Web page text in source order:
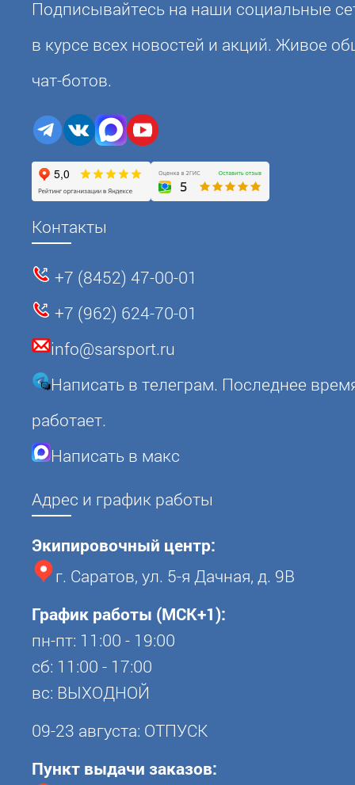
Подписывайтесь на наши социальные
в курсе всех новостей и акций. Живое
чат-ботов.
Контакты
+7 (8452) 47-00-01
+7 (962) 624-70-01
info@sarsport.ru
Написать в телеграм. Последнее
работает.
Написать в макс
Адрес и график работы
Экипировочный центр:
г. Саратов, ул. 5-я Дачная, д. 9В
График работы (МСК+1):
пн-пт: 11:00 - 19:00
сб: 11:00 - 17:00
вс: ВЫХОДНОЙ
09-23 августа: ОТПУСК
Пункт выдачи заказов: